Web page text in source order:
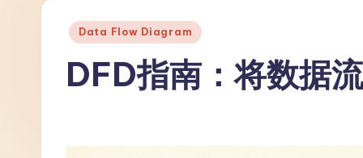
Posted
Data Flow Diagram
DFD指南：将数据